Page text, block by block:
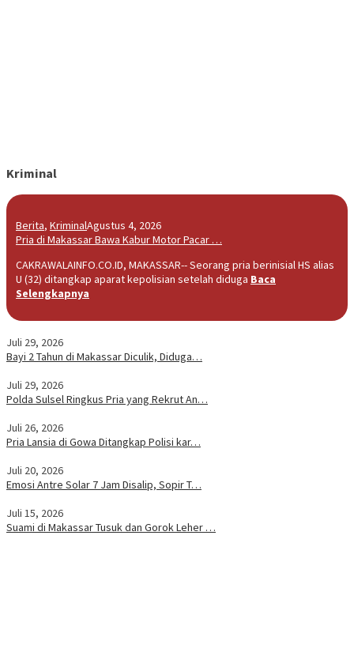
Kriminal
Berita, KriminalAgustus 4, 2026
Pria di Makassar Bawa Kabur Motor Pacar …
CAKRAWALAINFO.CO.ID, MAKASSAR-- Seorang pria berinisial HS alias
U (32) ditangkap aparat kepolisian setelah diduga Baca
Selengkapnya
Juli 29, 2026
Bayi 2 Tahun di Makassar Diculik, Diduga…
Juli 29, 2026
Polda Sulsel Ringkus Pria yang Rekrut An…
Juli 26, 2026
Pria Lansia di Gowa Ditangkap Polisi kar…
Juli 20, 2026
Emosi Antre Solar 7 Jam Disalip, Sopir T…
Juli 15, 2026
Suami di Makassar Tusuk dan Gorok Leher …